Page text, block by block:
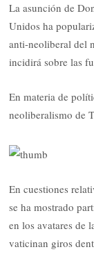
La asunción de
Unidos ha
anti-neoliberal del
incidirá sobre las
En materia de
neoliberalismo de
En cuestiones
se ha mostrado
en los avatares de
vaticinan giros